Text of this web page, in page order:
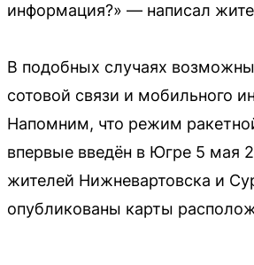
информация?» — написал
В подобных случаях
сотовой связи и мобильного
Напомним, что режим
впервые введён в Югре 5 мая
жителей Нижневартовска и
опубликованы карты